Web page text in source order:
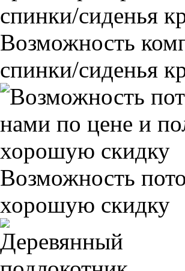
Возможность
спинки/сиденья
Возможность
хорошую скидку